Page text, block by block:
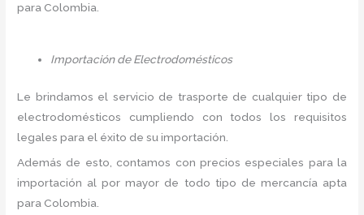
para Colombia.
Importación de Electrodomésticos
Le brindamos el servicio de trasporte de cualquier tipo de
electrodomésticos cumpliendo con todos los requisitos
legales para el éxito de su importación.
Además de esto, contamos con precios especiales para la
importación al por mayor de todo tipo de mercancía apta
para Colombia.